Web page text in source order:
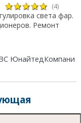
(4)
света фар.
Ремонт
ЮнайтедКомпани